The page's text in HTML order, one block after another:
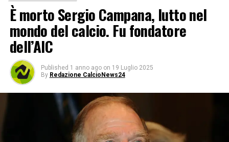
È morto Sergio Campana, lutto nel
mondo del calcio. Fu fondatore
dell’AIC
Published 1 anno ago on 19 Luglio 2025
By Redazione CalcioNews24